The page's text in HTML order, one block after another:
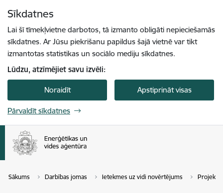
Sīkdatnes
Lai šī tīmekļvietne darbotos, tā izmanto obligāti nepieciešamās
sīkdatnes. Ar Jūsu piekrišanu papildus šajā vietnē var tikt
izmantotas statistikas un sociālo mediju sīkdatnes.
Lūdzu, atzīmējiet savu izvēli:
Noraidīt Apstiprināt visas
Pārvaldīt sīkdatnes
Sākums Darbības jomas Ietekmes uz vidi novērtējums Projekti